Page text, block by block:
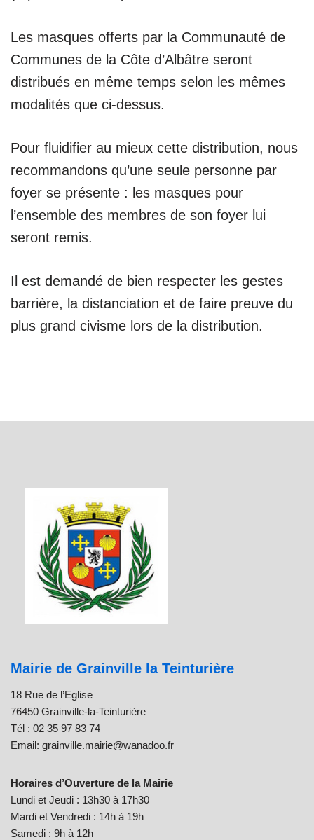
Les masques offerts par la Communauté de
Communes de la Côte d’Albâtre seront
distribués en même temps selon les mêmes
modalités que ci-dessus.
Pour fluidifier au mieux cette distribution, nous
recommandons qu’une seule personne par
foyer se présente : les masques pour
l’ensemble des membres de son foyer lui
seront remis.
Il est demandé de bien respecter les gestes
barrière, la distanciation et de faire preuve du
plus grand civisme lors de la distribution.
Mairie de Grainville la Teinturière
18 Rue de l’Eglise
76450 Grainville-la-Teinturière
Tél : 02 35 97 83 74
Email: grainville.mairie@wanadoo.fr
Horaires d’Ouverture de la Mairie
Lundi et Jeudi : 13h30 à 17h30
Mardi et Vendredi : 14h à 19h
Samedi : 9h à 12h